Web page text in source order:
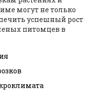
могут не только
успешный рост
питомцев в